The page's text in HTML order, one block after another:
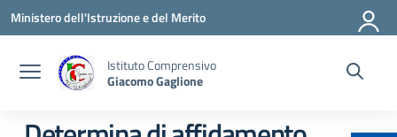
Vai ai contenuti
Vai al menu di navigazione
Vai al footer
Ministero dell'Istruzione e del Merito
Istituto Comprensivo
Giacomo Gaglione